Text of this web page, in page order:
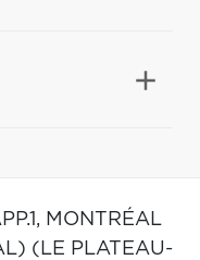
MONTRÉAL
(LE PLATEAU-